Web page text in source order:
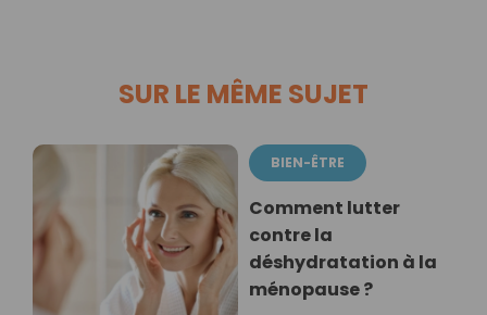
SUR LE MÊME SUJET
BIEN-ÊTRE
Comment lutter
contre la
déshydratation à la
ménopause ?